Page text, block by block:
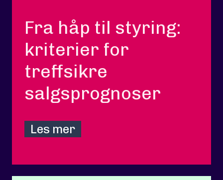
Fra håp til styring:
kriterier for
treffsikre
salgsprognoser
Les mer